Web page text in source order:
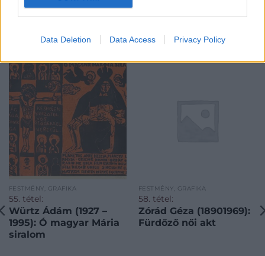
Data Deletion Data Access Privacy Policy
KAPCSOLÓDÓ MŰTÁRGYAK
FESTMÉNY, GRAFIKA
55. tétel:
Würtz Ádám (1927 –
1995): Ó magyar Mária
siralom
FESTMÉNY, GRAFIKA
58. tétel:
Zórád Géza (18901969):
Fürdőző női akt